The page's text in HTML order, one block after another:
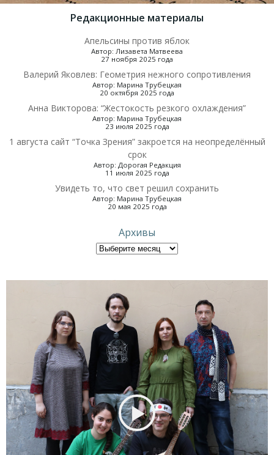
Редакционные материалы
Апельсины против яблок
Автор: Лизавета Матвеева
27 ноября 2025 года
Валерий Яковлев: Геометрия нежного сопротивления
Автор: Марина Трубецкая
20 октября 2025 года
Анна Викторова: “Жестокость резкого охлаждения”
Автор: Марина Трубецкая
23 июля 2025 года
1 августа сайт “Точка Зрения” закроется на неопределённый
срок
Автор: Дорогая Редакция
11 июля 2025 года
Увидеть то, что свет решил сохранить
Автор: Марина Трубецкая
20 мая 2025 года
Архивы